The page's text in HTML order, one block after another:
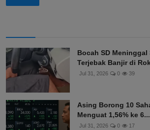
Bocah SD Meninggal
Terjebak Banjir di
Jul 31, 2026 0 39
Asing Borong 10
Menguat 1,56% ke
Jul 31, 2026 0 17